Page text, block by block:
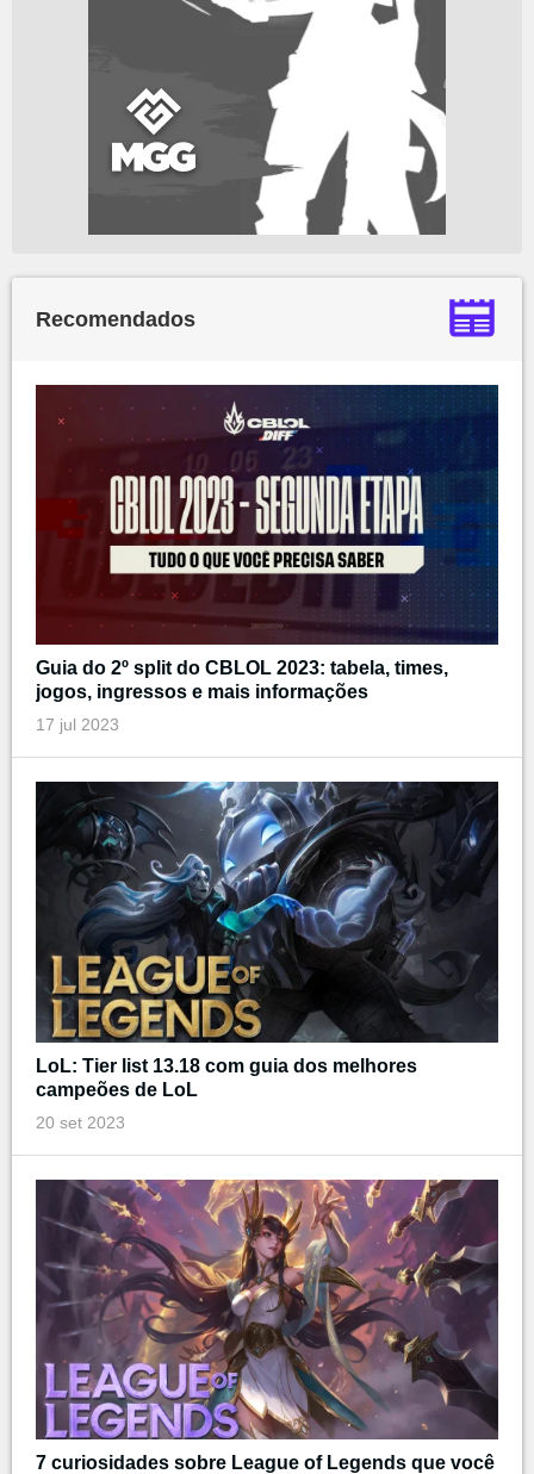
Recomendados
Guia do 2º split do CBLOL 2023: tabela, times,
jogos, ingressos e mais informações
17 jul 2023
LoL: Tier list 13.18 com guia dos melhores
campeões de LoL
20 set 2023
7 curiosidades sobre League of Legends que você